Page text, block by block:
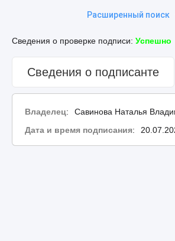
Расширенный поиск
Сведения о проверке подписи: Успешно
Сведения о подписанте
Владелец:
Савинова Наталья
Дата и время подписания: